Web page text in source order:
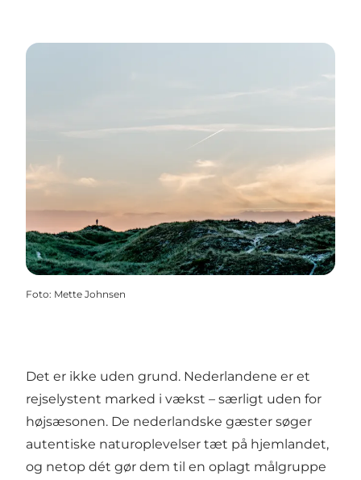
Foto: Mette Johnsen
Det er ikke uden grund. Nederlandene er et
rejselystent marked i vækst – særligt uden for
højsæsonen. De nederlandske gæster søger
autentiske naturoplevelser tæt på hjemlandet,
og netop dét gør dem til en oplagt målgruppe